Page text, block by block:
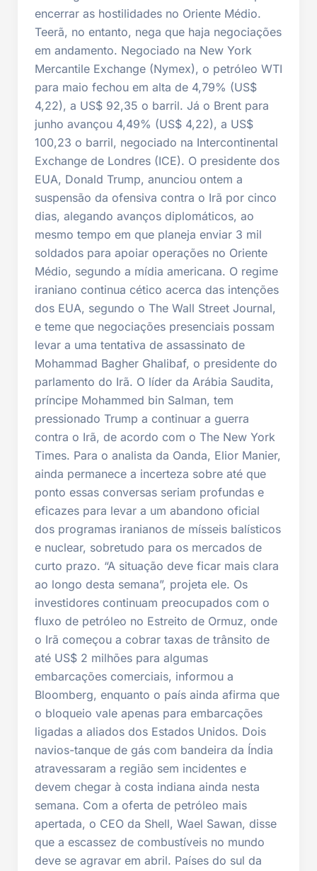
encerrar as hostilidades no Oriente Médio.
Teerã, no entanto, nega que haja negociações
em andamento. Negociado na New York
Mercantile Exchange (Nymex), o petróleo WTI
para maio fechou em alta de 4,79% (US$
4,22), a US$ 92,35 o barril. Já o Brent para
junho avançou 4,49% (US$ 4,22), a US$
100,23 o barril, negociado na Intercontinental
Exchange de Londres (ICE). O presidente dos
EUA, Donald Trump, anunciou ontem a
suspensão da ofensiva contra o Irã por cinco
dias, alegando avanços diplomáticos, ao
mesmo tempo em que planeja enviar 3 mil
soldados para apoiar operações no Oriente
Médio, segundo a mídia americana. O regime
iraniano continua cético acerca das intenções
dos EUA, segundo o The Wall Street Journal,
e teme que negociações presenciais possam
levar a uma tentativa de assassinato de
Mohammad Bagher Ghalibaf, o presidente do
parlamento do Irã. O líder da Arábia Saudita,
príncipe Mohammed bin Salman, tem
pressionado Trump a continuar a guerra
contra o Irã, de acordo com o The New York
Times. Para o analista da Oanda, Elior Manier,
ainda permanece a incerteza sobre até que
ponto essas conversas seriam profundas e
eficazes para levar a um abandono oficial
dos programas iranianos de mísseis balísticos
e nuclear, sobretudo para os mercados de
curto prazo. “A situação deve ficar mais clara
ao longo desta semana”, projeta ele. Os
investidores continuam preocupados com o
fluxo de petróleo no Estreito de Ormuz, onde
o Irã começou a cobrar taxas de trânsito de
até US$ 2 milhões para algumas
embarcações comerciais, informou a
Bloomberg, enquanto o país ainda afirma que
o bloqueio vale apenas para embarcações
ligadas a aliados dos Estados Unidos. Dois
navios-tanque de gás com bandeira da Índia
atravessaram a região sem incidentes e
devem chegar à costa indiana ainda nesta
semana. Com a oferta de petróleo mais
apertada, o CEO da Shell, Wael Sawan, disse
que a escassez de combustíveis no mundo
deve se agravar em abril. Países do sul da